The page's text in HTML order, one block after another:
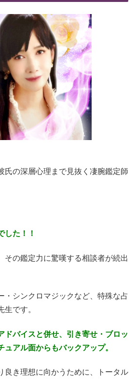
氏の深層心理まで見抜く凄腕鑑定師
した！！
その鑑定力に驚嘆する相談者が続出
・シンクロマジックなど、特殊な占
です。
ドバイスと併せ、引き寄せ・ブロッ
ュアル面からもバックアップ。
良き理想に向かうために、トータル